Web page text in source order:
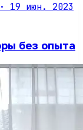
19 июн. 2023
без опыта